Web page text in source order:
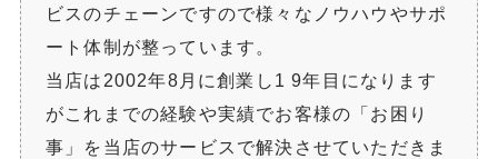
ビスのチェーンですので様々なノウハウやサポ
ート体制が整っています。
当店は2002年8月に創業し1 9年目になります
がこれまでの経験や実績でお客様の「お困り
事」を当店のサービスで解決させていただきま